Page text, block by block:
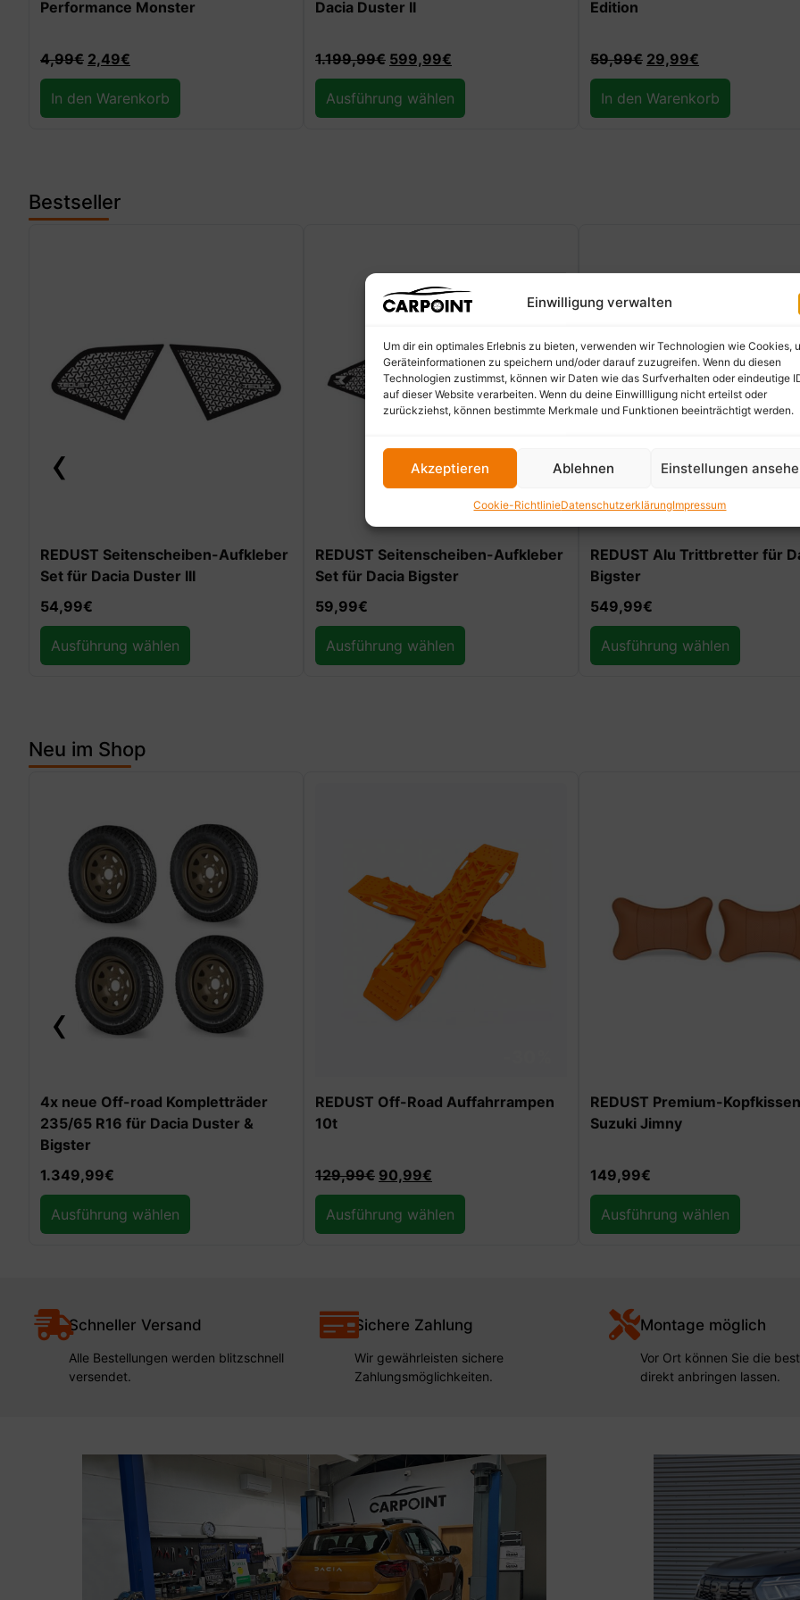
Einwilligung verwalten
Um dir ein optimales Erlebnis zu bieten, verwenden wir Technologien wie Cookies,
Geräteinformationen zu speichern und/oder darauf zuzugreifen. Wenn du diesen
Technologien zustimmst, können wir Daten wie das Surfverhalten oder eindeutige
auf dieser Website verarbeiten. Wenn du deine Einwillligung nicht erteilst oder
zurückziehst, können bestimmte Merkmale und Funktionen beeinträchtigt werden.
Akzeptieren Ablehnen Einstellungen
Cookie-RichtlinieDatenschutzerklärungImpressum
Dacia Duster II
1.199,99€ 599,99
Ausführung wählen
Edition
59,99€ 29,99€
In den Warenkorb
Carpoint Performance 350ml
19,99€ 9,99€
In den Warenkorb
Bestseller
‹
REDUST Seitenscheiben-Aufkleber
Set für Dacia Bigster
59,99€
Ausführung wählen
REDUST Alu Trittbretter für Dacia
Bigster
549,99
Ausführung wählen
REDUST Einstiegsleisten-Set
Dacia Duster III & Bigster
Ausführung wählen
Neu im Shop
‹
REDUST Off-Road Auffahrrampen
10t
129,99€ 90,99
Ausführung wählen
REDUST Premium-Kopfkissen für
Suzuki Jimny
149,99€
Ausführung wählen
REDUST Riffelblech-
Suzuki Jimny
199,99€
Ausführung wählen
Schneller Versand
Alle Bestellungen werden blitzschnell
versendet.
Sichere Zahlung
Wir gewährleisten sichere
Zahlungsmöglichkeiten.
Montage möglich
Vor Ort können Sie die
direkt anbringen lassen.